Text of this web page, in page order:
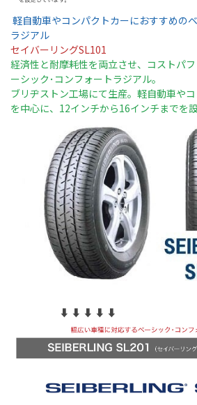
軽自動車やコンパクトカーにおすすめの
ラジアル
セイバーリングSL101
経済性と耐摩耗性を両立させ、コストパ
ーシック･コンフォートラジアル。
ブリヂストン工場にて生産。軽自動車や
を中心に、12インチから16インチまでを
⬇︎ ⬇︎ ⬇︎ ⬇︎ ⬇︎